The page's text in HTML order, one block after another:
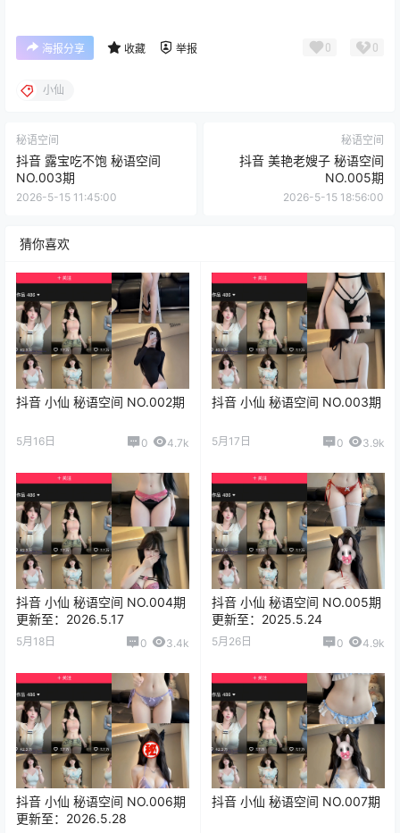
海报分享 收藏 举报 0 0
小仙
秘语空间
抖音 露宝吃不饱 秘语空间
NO.003期
2026-5-15 11:45:00
秘语空间
抖音 美艳老嫂子 秘语空间
NO.005期
2026-5-15 18:56:00
猜你喜欢
抖音 小仙 秘语空间 NO.002期
5月16日 0 4.7k
抖音 小仙 秘语空间 NO.003期
5月17日 0 3.9k
抖音 小仙 秘语空间 NO.004期
更新至：2026.5.17
5月18日 0 3.4k
抖音 小仙 秘语空间 NO.005期
更新至：2025.5.24
5月26日 0 4.9k
抖音 小仙 秘语空间 NO.006期
更新至：2026.5.28
抖音 小仙 秘语空间 NO.007期